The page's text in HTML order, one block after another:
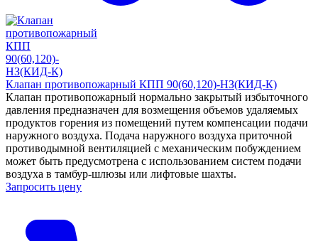
Клапан противопожарный КПП 90(60,120)-НЗ(КИД-К)
Клапан противопожарный нормально закрытый избыточного
давления предназначен для возмещения объемов удаляемых
продуктов горения из помещений путем компенсации подачи
наружного воздуха. Подача наружного воздуха приточной
противодымной вентиляцией с механическим побуждением
может быть предусмотрена с использованием систем подачи
воздуха в тамбур-шлюзы или лифтовые шахты.
Запросить цену